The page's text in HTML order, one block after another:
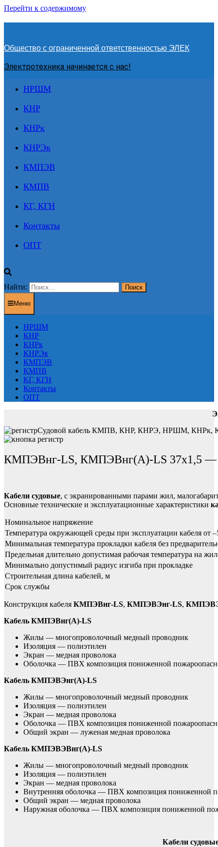
Перейти к содержимому
Общество с ограниченной ответственностью ЭЛЕК
Электротехника начинается с нас!
НРШМ
КНР
КНРк
КНРЭк
КМПЭВ
КМПВ
КГ, КГН
Контакты
ОПТ
Найти:
Меню
НРШМ
КНР
КНРк
КНРЭк
КМПЭВ
КМПВ
КГ, КГН
Контакты
ОПТ
Судовой кабель КМПВ, КНР, КНРЭ, НРШМ, КНРк,
КМПЭВнг-LS, КМПЭВнг(А)-LS 37х1,5 —
Кабели судовые, с экранированными парами жил,
Основные технические и эксплуатационные характеристики
Номинальное напряжение
Температура окружающей среды при эксплуатации кабеля от
Минимальная температура прокладки кабеля без
Предельная длительно допустимая рабочая температура на
Минимально допустимый радиус изгиба при прокладке
Строительная длина кабелей, м
Срок службы
Конструкция кабеля КМПЭВнг-LS, КМПЭВЭнг-LS,
Кабель КМПЭВнг(А)-LS
Жилы — многопроволочный медный проводник
Изоляция — полиэтилен
Экран — медная проволока
Оболочка — ПВХ композиция пониженной
Кабель КМПЭВЭнг(А)-LS
Жилы — многопроволочный медный проводник
Изоляция — полиэтилен
Экран — медная проволока
Оболочка — ПВХ композиция пониженной
Общий экран — луженая медная проволока
Кабель КМПЭВЭВнг(А)-LS
Жилы — многопроволочный медный проводник
Изоляция — полиэтилен
Экран — медная проволока
Внутренняя оболочка — ПВХ композиция пониженной
Общий экран — медная проволока
Наружная оболочка — ПВХ композиция пониженной
Кабели